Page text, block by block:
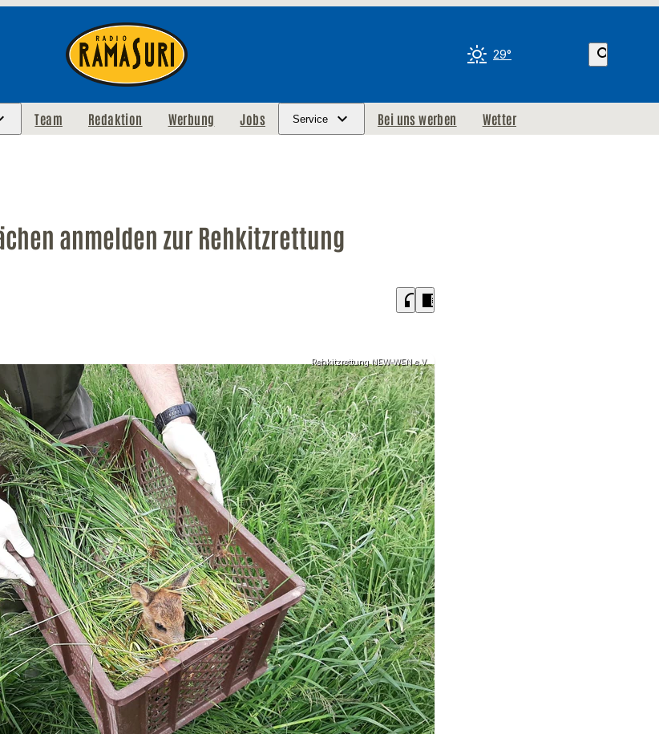
29° search
Team Redaktion Werbung Jobs Service Bei uns werben Wetter
anmelden zur Rehkitzrettung
headphones chrome_reader_mode
Rehkitzrettung NEW-WEN e.V.